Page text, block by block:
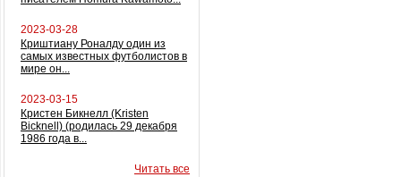
2023-03-28
Криштиану Роналду один из
самых известных футболистов в
мире он...
2023-03-15
Кристен Бикнелл (Kristen
Bicknell) (родилась 29 декабря
1986 года в...
Читать все